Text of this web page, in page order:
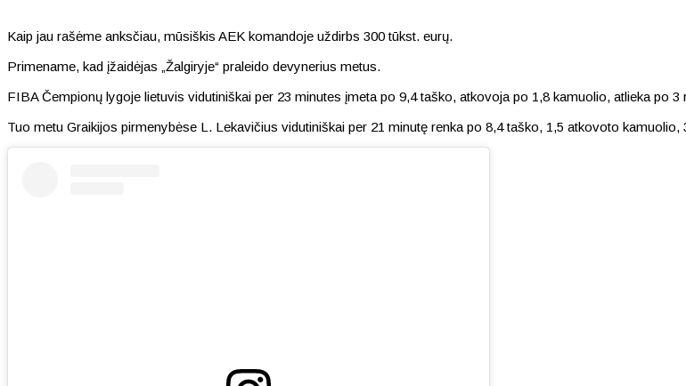
Kaip jau rašėme anksčiau, mūsiškis AEK komandoje uždirbs 300 tūkst. eurų.
Primename, kad įžaidėjas „Žalgiryje“ praleido devynerius metus.
FIBA Čempionų lygoje lietuvis vidutiniškai per 23 minutes įmeta po 9,4 taško, atkovoja po 1,8 kamuolio, atlieka po
Tuo metu Graikijos pirmenybėse L. Lekavičius vidutiniškai per 21 minutę renka po 8,4 taško, 1,5 atkovoto